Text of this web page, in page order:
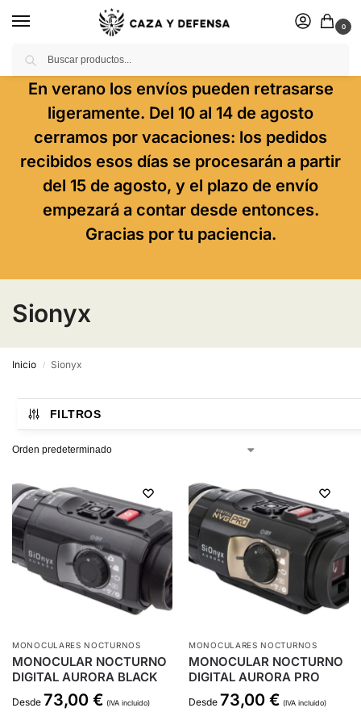
0
En verano los envíos pueden retrasarse
ligeramente. Del 10 al 14 de agosto
cerramos por vacaciones: los pedidos
recibidos esos días se procesarán a partir
del 15 de agosto, y el plazo de envío
empezará a contar desde entonces.
Gracias por tu paciencia.
Sionyx
Inicio / Sionyx
FILTROS
MONOCULARES NOCTURNOS
MONOCULAR NOCTURNO
DIGITAL AURORA BLACK
Desde 73,00 € (IVA incluido)
MONOCULARES NOCTURNOS
MONOCULAR NOCTURNO
DIGITAL AURORA PRO
Desde 73,00 € (IVA incluido)